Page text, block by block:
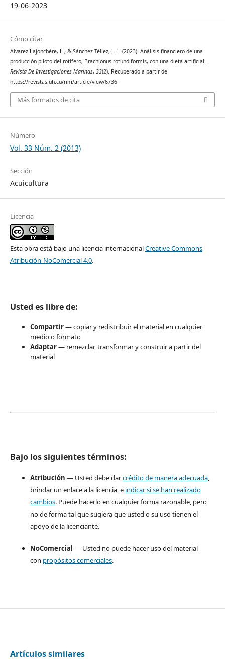
19-06-2023
Cómo citar
Alvarez-Lajonchére, L., & Sánchez-Téllez, J. L. (2023). Análisis financiero de una
producción piloto del rotífero, Brachionus rotundiformis, con una dieta artificial.
Revista De Investigaciones Marinas, 33(2). Recuperado a partir de
https://revistas.uh.cu/rim/article/view/6736
Más formatos de cita
Número
Vol. 33 Núm. 2 (2013)
Sección
Acuicultura
Licencia
Esta obra está bajo una licencia internacionalCreative Commons
Atribución-NoComercial 4.0.
Usted es libre de:
Compartir— copiar y redistribuir el material en cualquier
medio o formato
Adaptar— remezclar, transformar y construir a partir del
material
Bajo los siguientes términos:
Atribución — Usted debe darcrédito de manera adecuada,
brindar un enlace a la licencia, e indicar si se han realizado
cambios. Puede hacerlo en cualquier forma razonable, pero
no de forma tal que sugiera que usted o su uso tienen el
apoyo de la licenciante.
NoComercial — Usted no puede hacer uso del material
con propósitos comerciales.
Artículos similares